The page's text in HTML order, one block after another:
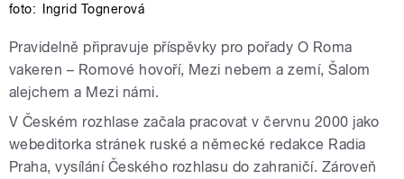
foto: Ingrid Tognerová
Pravidelně připravuje příspěvky pro pořady O Roma
vakeren – Romové hovoří, Mezi nebem a zemí, Šalom
alejchem a Mezi námi.
V Českém rozhlase začala pracovat v červnu 2000 jako
webeditorka stránek ruské a německé redakce Radia
Praha, vysílání Českého rozhlasu do zahraničí. Zároveň